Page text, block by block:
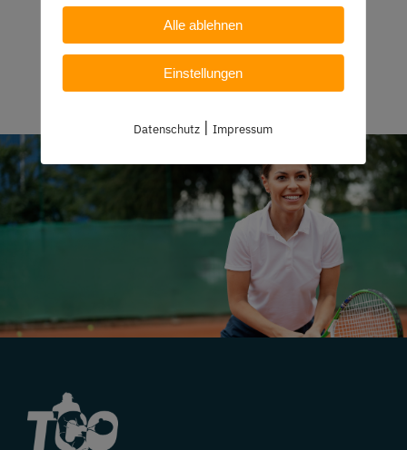
Alle ablehnen
Einstellungen
Datenschutz |Impressum